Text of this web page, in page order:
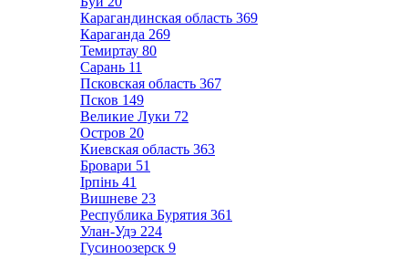
Карагандинская область 369
Караганда 269
Темиртау 80
Сарань 11
Псковская область 367
Псков 149
Великие Луки 72
Остров 20
Киевская область 363
Бровари 51
Ірпінь 41
Вишневе 23
Республика Бурятия 361
Улан-Удэ 224
Гусиноозерск 9